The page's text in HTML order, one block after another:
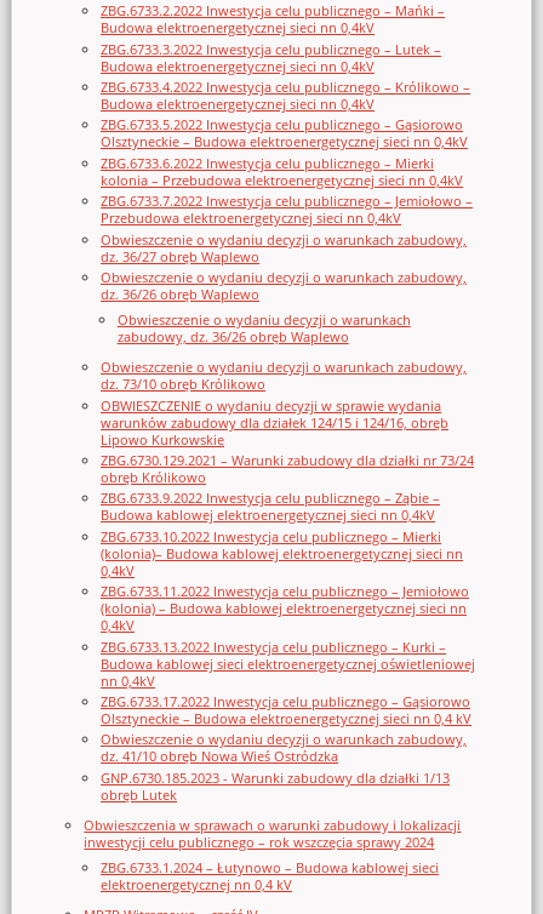
ZBG.6733.2.2022 Inwestycja celu publicznego – Mańki –
Budowa elektroenergetycznej sieci nn 0,4kV
ZBG.6733.3.2022 Inwestycja celu publicznego – Lutek –
Budowa elektroenergetycznej sieci nn 0,4kV
ZBG.6733.4.2022 Inwestycja celu publicznego – Królikowo –
Budowa elektroenergetycznej sieci nn 0,4kV
ZBG.6733.5.2022 Inwestycja celu publicznego – Gąsiorowo
Olsztyneckie – Budowa elektroenergetycznej sieci nn 0,4kV
ZBG.6733.6.2022 Inwestycja celu publicznego – Mierki
kolonia – Przebudowa elektroenergetycznej sieci nn 0,4kV
ZBG.6733.7.2022 Inwestycja celu publicznego – Jemiołowo –
Przebudowa elektroenergetycznej sieci nn 0,4kV
Obwieszczenie o wydaniu decyzji o warunkach zabudowy,
dz. 36/27 obręb Waplewo
Obwieszczenie o wydaniu decyzji o warunkach zabudowy,
dz. 36/26 obręb Waplewo
Obwieszczenie o wydaniu decyzji o warunkach
zabudowy, dz. 36/26 obręb Waplewo
Obwieszczenie o wydaniu decyzji o warunkach zabudowy,
dz. 73/10 obręb Królikowo
OBWIESZCZENIE o wydaniu decyzji w sprawie wydania
warunków zabudowy dla działek 124/15 i 124/16, obręb
Lipowo Kurkowskie
ZBG.6730.129.2021 – Warunki zabudowy dla działki nr 73/24
obręb Królikowo
ZBG.6733.9.2022 Inwestycja celu publicznego – Ząbie –
Budowa kablowej elektroenergetycznej sieci nn 0,4kV
ZBG.6733.10.2022 Inwestycja celu publicznego – Mierki
(kolonia)– Budowa kablowej elektroenergetycznej sieci nn
0,4kV
ZBG.6733.11.2022 Inwestycja celu publicznego – Jemiołowo
(kolonia) – Budowa kablowej elektroenergetycznej sieci nn
0,4kV
ZBG.6733.13.2022 Inwestycja celu publicznego – Kurki –
Budowa kablowej sieci elektroenergetycznej oświetleniowej
nn 0,4kV
ZBG.6733.17.2022 Inwestycja celu publicznego – Gąsiorowo
Olsztyneckie – Budowa elektroenergetycznej sieci nn 0,4 kV
Obwieszczenie o wydaniu decyzji o warunkach zabudowy,
dz. 41/10 obręb Nowa Wieś Ostródzka
GNP.6730.185.2023 - Warunki zabudowy dla działki 1/13
obręb Lutek
Obwieszczenia w sprawach o warunki zabudowy i lokalizacji
inwestycji celu publicznego – rok wszczęcia sprawy 2024
ZBG.6733.1.2024 – Łutynowo – Budowa kablowej sieci
elektroenergetycznej nn 0,4 kV